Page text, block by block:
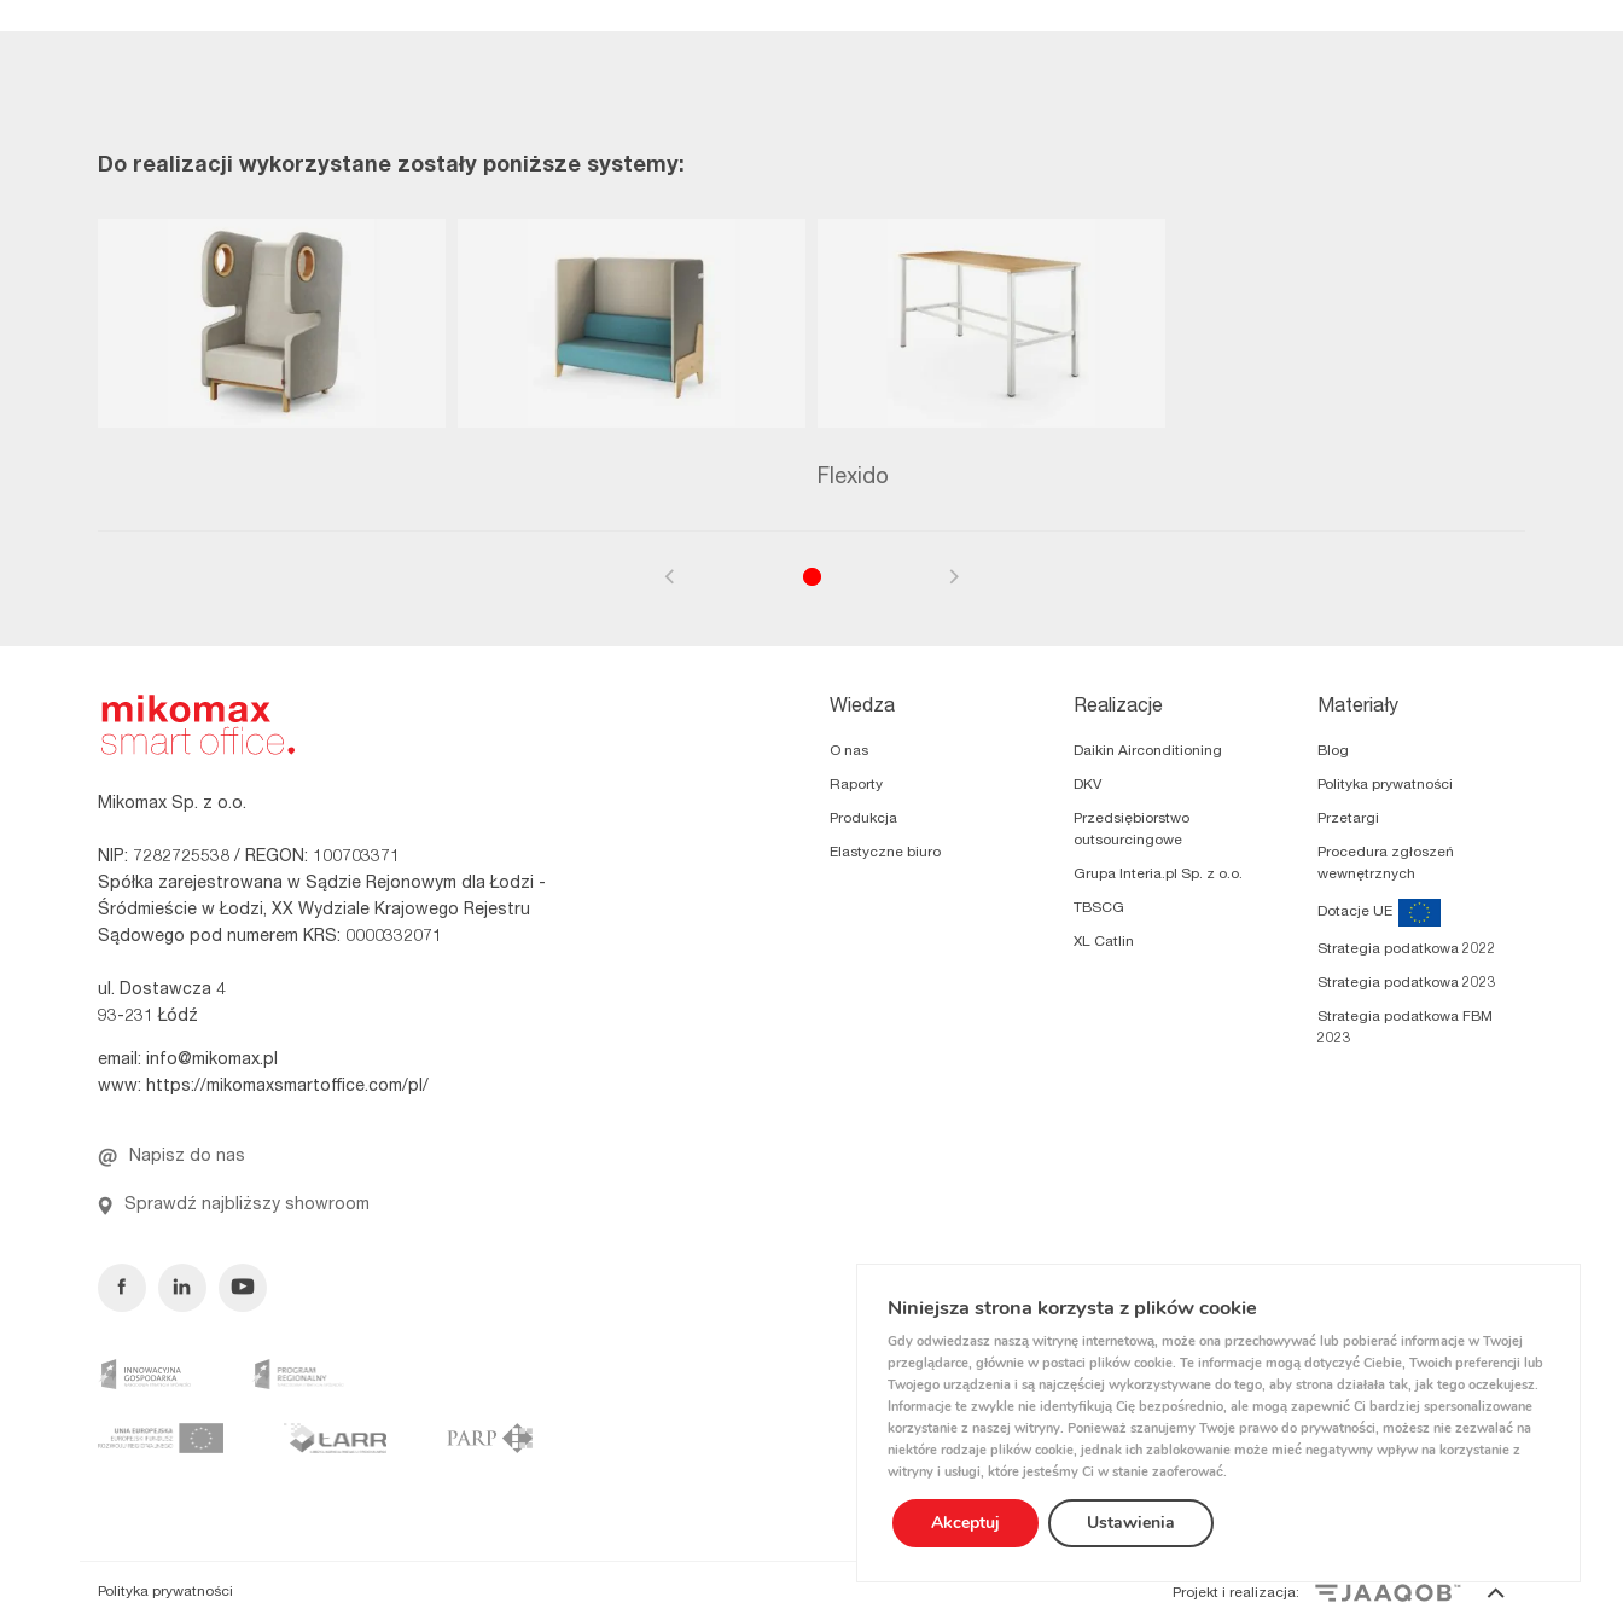
Do realizacji wykorzystane zostały poniższe systemy:
Flexido
Mikomax Sp. z o.o.
NIP: 7282725538 / REGON: 100703371
Spółka zarejestrowana w Sądzie Rejonowym dla Łodzi -
Śródmieście w Łodzi, XX Wydziale Krajowego Rejestru
Sądowego pod numerem KRS: 0000332071
ul. Dostawcza 4
93-231 Łódź
email: info@mikomax.pl
www: https://mikomaxsmartoffice.com/pl/
Napisz do nas
Sprawdź najbliższy showroom
Wiedza
O nas
Raporty
Produkcja
Elastyczne biuro
Realizacje
Daikin Airconditioning
DKV
Przedsiębiorstwo
outsourcingowe
Grupa Interia.pl Sp. z o.o.
TBSCG
XL Catlin
Materiały
Blog
Polityka prywatności
Przetargi
Procedura zgłoszeń
wewnętrznych
Dotacje UE
Strategia podatkowa 2022
Strategia podatkowa 2023
Strategia podatkowa FBM
2023
Polityka prywatności Projekt i realizacja:
Niniejsza strona korzysta z plików cookie
Gdy odwiedzasz naszą witrynę internetową, może ona przechowywać lub pobierać informacje w Twojej
przeglądarce, głównie w postaci plików cookie. Te informacje mogą dotyczyć Ciebie, Twoich preferencji lub
Twojego urządzenia i są najczęściej wykorzystywane do tego, aby strona działała tak, jak tego oczekujesz.
Informacje te zwykle nie identyfikują Cię bezpośrednio, ale mogą zapewnić Ci bardziej spersonalizowane
korzystanie z naszej witryny. Ponieważ szanujemy Twoje prawo do prywatności, możesz nie zezwalać na
niektóre rodzaje plików cookie, jednak ich zablokowanie może mieć negatywny wpływ na korzystanie z
witryny i usługi, które jesteśmy Ci w stanie zaoferować.
Akceptuj Ustawienia